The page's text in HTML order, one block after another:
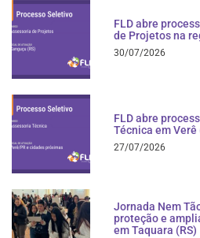
FLD abre
de Projetos na
30/07/2026
FLD abre
Técnica em Verê
27/07/2026
Jornada Nem
proteção e
em Taquara (RS)